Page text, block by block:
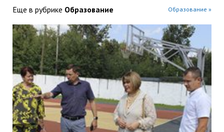
Еще в рубрике Образование Образование »